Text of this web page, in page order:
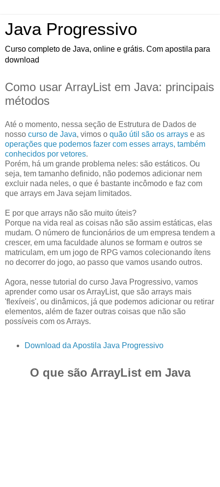
Java Progressivo
Curso completo de Java, online e grátis. Com apostila para
download
Como usar ArrayList em Java: principais
métodos
Até o momento, nessa seção de Estrutura de Dados de
nosso curso de Java, vimos o quão útil são os arrays e as
operações que podemos fazer com esses arrays, também
conhecidos por vetores.
Porém, há um grande problema neles: são estáticos. Ou
seja, tem tamanho definido, não podemos adicionar nem
excluir nada neles, o que é bastante incômodo e faz com
que arrays em Java sejam limitados.
E por que arrays não são muito úteis?
Porque na vida real as coisas não são assim estáticas, elas
mudam. O número de funcionários de um empresa tendem a
crescer, em uma faculdade alunos se formam e outros se
matriculam, em um jogo de RPG vamos colecionando ítens
no decorrer do jogo, ao passo que vamos usando outros.
Agora, nesse tutorial do curso Java Progressivo, vamos
aprender como usar os ArrayList, que são arrays mais
'flexíveis', ou dinâmicos, já que podemos adicionar ou retirar
elementos, além de fazer outras coisas que não são
possíveis com os Arrays.
Download da Apostila Java Progressivo
O que são ArrayList em Java